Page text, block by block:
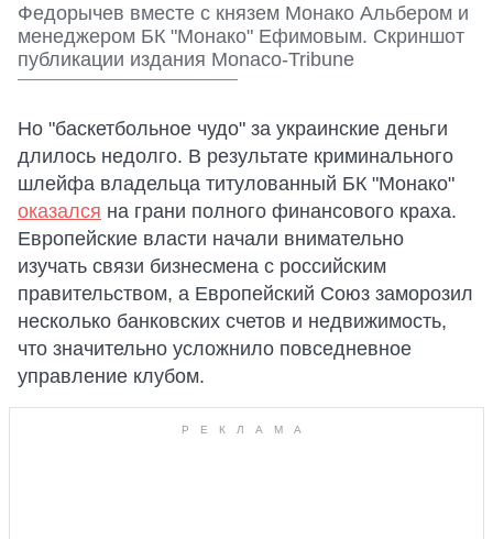
Федорычев вместе с князем Монако Альбером и
менеджером БК "Монако" Ефимовым. Скриншот
публикации издания Monaco-Tribune
Но "баскетбольное чудо" за украинские деньги
длилось недолго. В результате криминального
шлейфа владельца титулованный БК "Монако"
оказался на грани полного финансового краха.
Европейские власти начали внимательно
изучать связи бизнесмена с российским
правительством, а Европейский Союз заморозил
несколько банковских счетов и недвижимость,
что значительно усложнило повседневное
управление клубом.